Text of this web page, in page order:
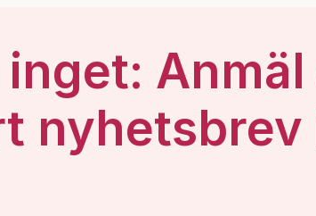
inget:
nyhetsbrev